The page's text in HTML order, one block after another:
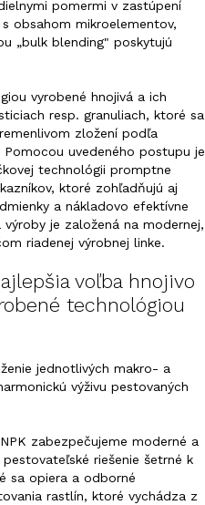
pomermi v zastúpení
obsahom mikroelementov,
„bulk blending" poskytujú
vyrobené hnojivá a ich
resp. granuliach, ktoré sa
zložení podľa
uvedeného postupu je
technológii promptne
ktoré zohľadňujú aj
a nákladovo efektívne
je založená na modernej,
riadenej výrobnej linke.
voľba hnojivo
technológiou
jednotlivých makro- a
výživu pestovaných
zabezpečujeme moderné a
riešenie šetrné k
sa opiera a odborné
rastlín, ktoré vychádza z